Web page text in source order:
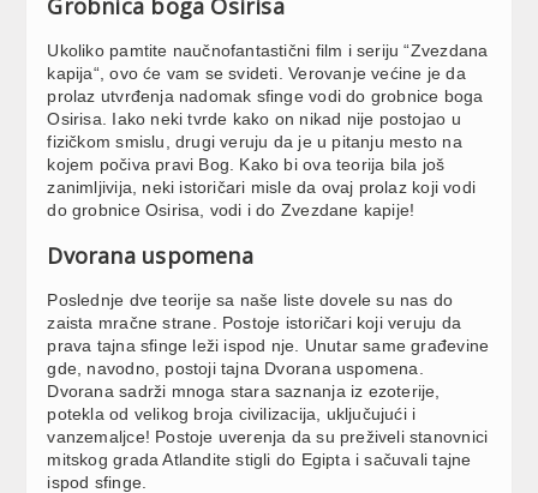
Grobnica boga Osirisa
Ukoliko pamtite naučnofantastični film i seriju “Zvezdana
kapija“, ovo će vam se svideti. Verovanje većine je da
prolaz utvrđenja nadomak sfinge vodi do grobnice boga
Osirisa. Iako neki tvrde kako on nikad nije postojao u
fizičkom smislu, drugi veruju da je u pitanju mesto na
kojem počiva pravi Bog. Kako bi ova teorija bila još
zanimljivija, neki istoričari misle da ovaj prolaz koji vodi
do grobnice Osirisa, vodi i do Zvezdane kapije!
Dvorana uspomena
Poslednje dve teorije sa naše liste dovele su nas do
zaista mračne strane. Postoje istoričari koji veruju da
prava tajna sfinge leži ispod nje. Unutar same građevine
gde, navodno, postoji tajna Dvorana uspomena.
Dvorana sadrži mnoga stara saznanja iz ezoterije,
potekla od velikog broja civilizacija, uključujući i
vanzemaljce! Postoje uverenja da su preživeli stanovnici
mitskog grada Atlandite stigli do Egipta i sačuvali tajne
ispod sfinge.